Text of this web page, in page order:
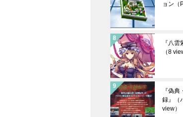
ョン（
『八
（8
『偽
録』（
view）